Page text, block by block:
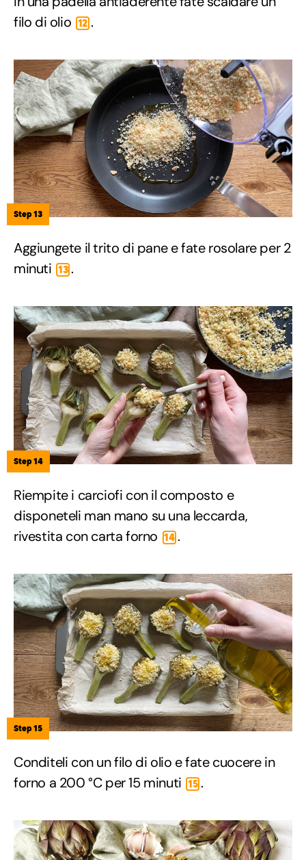
filo di olio 12 .
Step 13
Aggiungete il trito di pane e fate rosolare per 2
minuti 13 .
Step 14
Riempite i carciofi con il composto e
disponeteli man mano su una leccarda,
rivestita con carta forno 14 .
Step 15
Conditeli con un filo di olio e fate cuocere in
forno a 200 °C per 15 minuti 15 .